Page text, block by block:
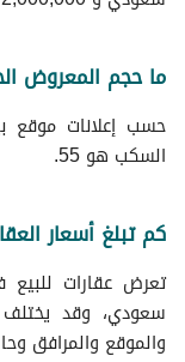
ما حجم المعروض
حسب إعلانات موقع
السكب هو 55.
كم تبلغ أسعار
سعودي، وقد يختلف
والموقع والمرافق